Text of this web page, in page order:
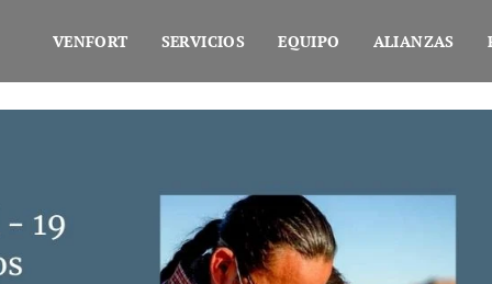
VENFORT SERVICIOS EQUIPO ALIANZAS